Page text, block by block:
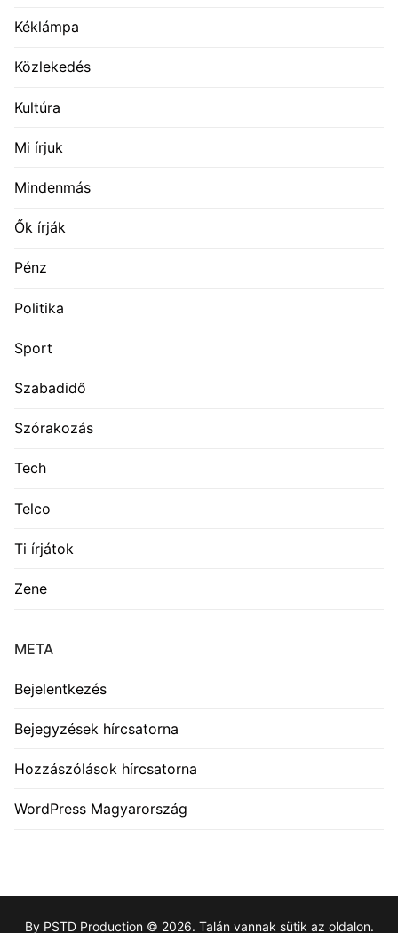
Kéklámpa
Közlekedés
Kultúra
Mi írjuk
Mindenmás
Ők írják
Pénz
Politika
Sport
Szabadidő
Szórakozás
Tech
Telco
Ti írjátok
Zene
META
Bejelentkezés
Bejegyzések hírcsatorna
Hozzászólások hírcsatorna
WordPress Magyarország
By PSTD Production © 2026. Talán vannak sütik az oldalon.